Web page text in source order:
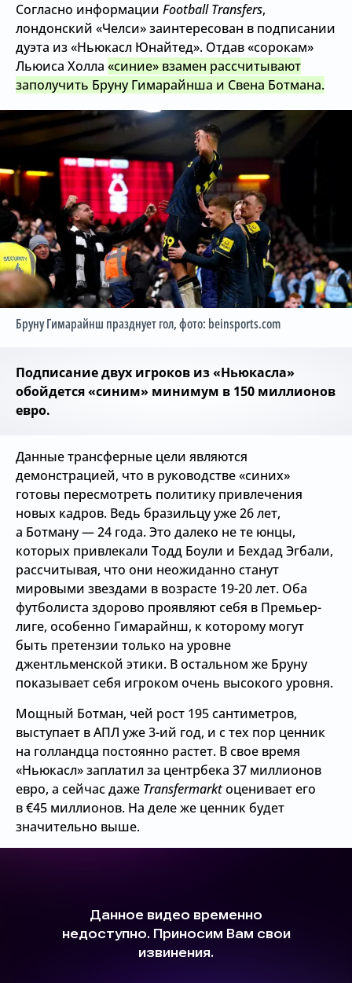
Согласно информации Football Transfers,
лондонский «Челси» заинтересован в подписании
дуэта из «Ньюкасл Юнайтед». Отдав «сорокам»
Льюиса Холла «синие» взамен рассчитывают
заполучить Бруну Гимарайнша и Свена Ботмана.
Бруну Гимарайнш празднует гол, фото: beinsports.com
Подписание двух игроков из «Ньюкасла»
обойдется «синим» минимум в 150 миллионов
евро.
Данные трансферные цели являются
демонстрацией, что в руководстве «синих»
готовы пересмотреть политику привлечения
новых кадров. Ведь бразильцу уже 26 лет,
а Ботману — 24 года. Это далеко не те юнцы,
которых привлекали Тодд Боули и Бехдад Эгбали,
рассчитывая, что они неожиданно станут
мировыми звездами в возрасте 19-20 лет. Оба
футболиста здорово проявляют себя в Премьер-
лиге, особенно Гимарайнш, к которому могут
быть претензии только на уровне
джентльменской этики. В остальном же Бруну
показывает себя игроком очень высокого уровня.
Мощный Ботман, чей рост 195 сантиметров,
выступает в АПЛ уже 3-ий год, и с тех пор ценник
на голландца постоянно растет. В свое время
«Ньюкасл» заплатил за центрбека 37 миллионов
евро, а сейчас даже Transfermarktоценивает его
в €45 миллионов. На деле же ценник будет
значительно выше.
О сайте
Контакты